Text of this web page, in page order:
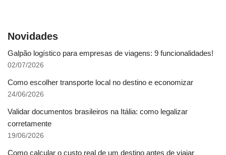
Novidades
Galpão logístico para empresas de viagens: 9 funcionalidades!
02/07/2026
Como escolher transporte local no destino e economizar
24/06/2026
Validar documentos brasileiros na Itália: como legalizar
corretamente
19/06/2026
Como calcular o custo real de um destino antes de viajar